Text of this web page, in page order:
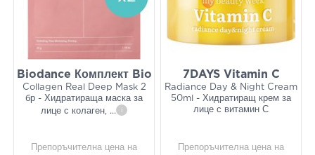
Biodance Комплект Bio
Collagen Real Deep Mask 2
бр - Хидратираща маска за
лице с колаген, ... i
Препоръчителна цена на
7DAYS Vitamin C
Radiance Day & Night Cream
50ml - Хидратиращ крем за
лице с витамин С
Препоръчителна цена на